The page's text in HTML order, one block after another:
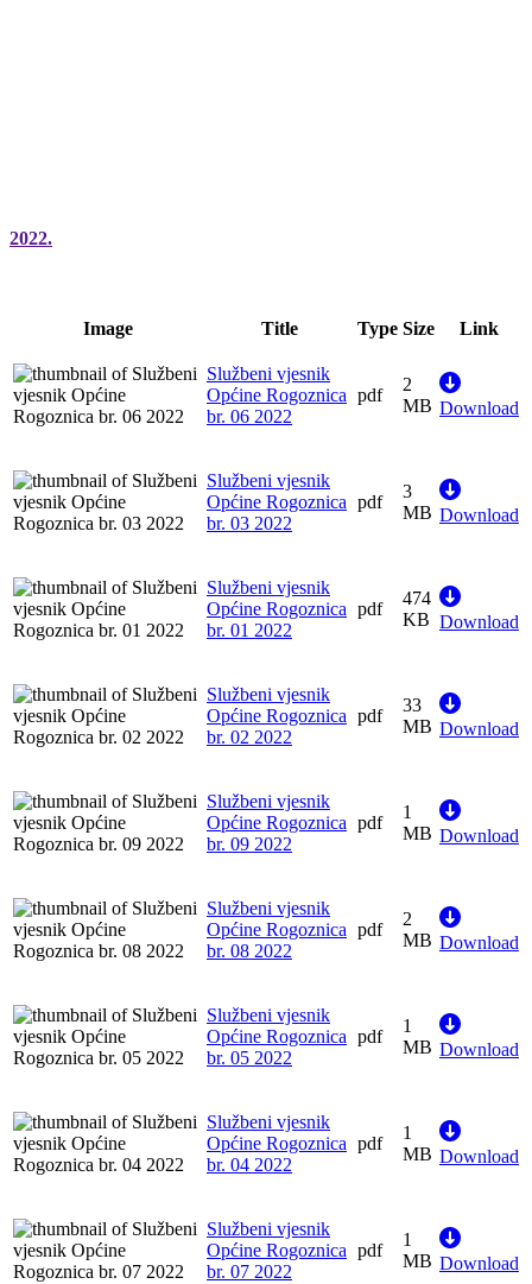
2022.
Image Title Type Size Link
Službeni vjesnik
Općine Rogoznica
br. 06 2022
pdf
2
MB Download
Službeni vjesnik
Općine Rogoznica
br. 03 2022
pdf
3
MB Download
Službeni vjesnik
Općine Rogoznica
br. 01 2022
pdf
474
KB Download
Službeni vjesnik
Općine Rogoznica
br. 02 2022
pdf
33
MB Download
Službeni vjesnik
Općine Rogoznica
br. 09 2022
pdf
1
MB Download
Službeni vjesnik
Općine Rogoznica
br. 08 2022
pdf
2
MB Download
Službeni vjesnik
Općine Rogoznica
br. 05 2022
pdf
1
MB Download
Službeni vjesnik
Općine Rogoznica
br. 04 2022
pdf
1
MB Download
Službeni vjesnik
Općine Rogoznica
br. 07 2022
pdf
1
MB Download